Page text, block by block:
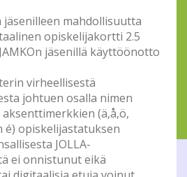
jäsenilleen mahdollisuutta
opiskelijakortti 2.5
jäsenillä käyttöönotto
virheellisestä
johtuen osalla nimen
(ä,å,ö,
opiskelijastatuksen
JOLLA-
ei onnistunut eikä